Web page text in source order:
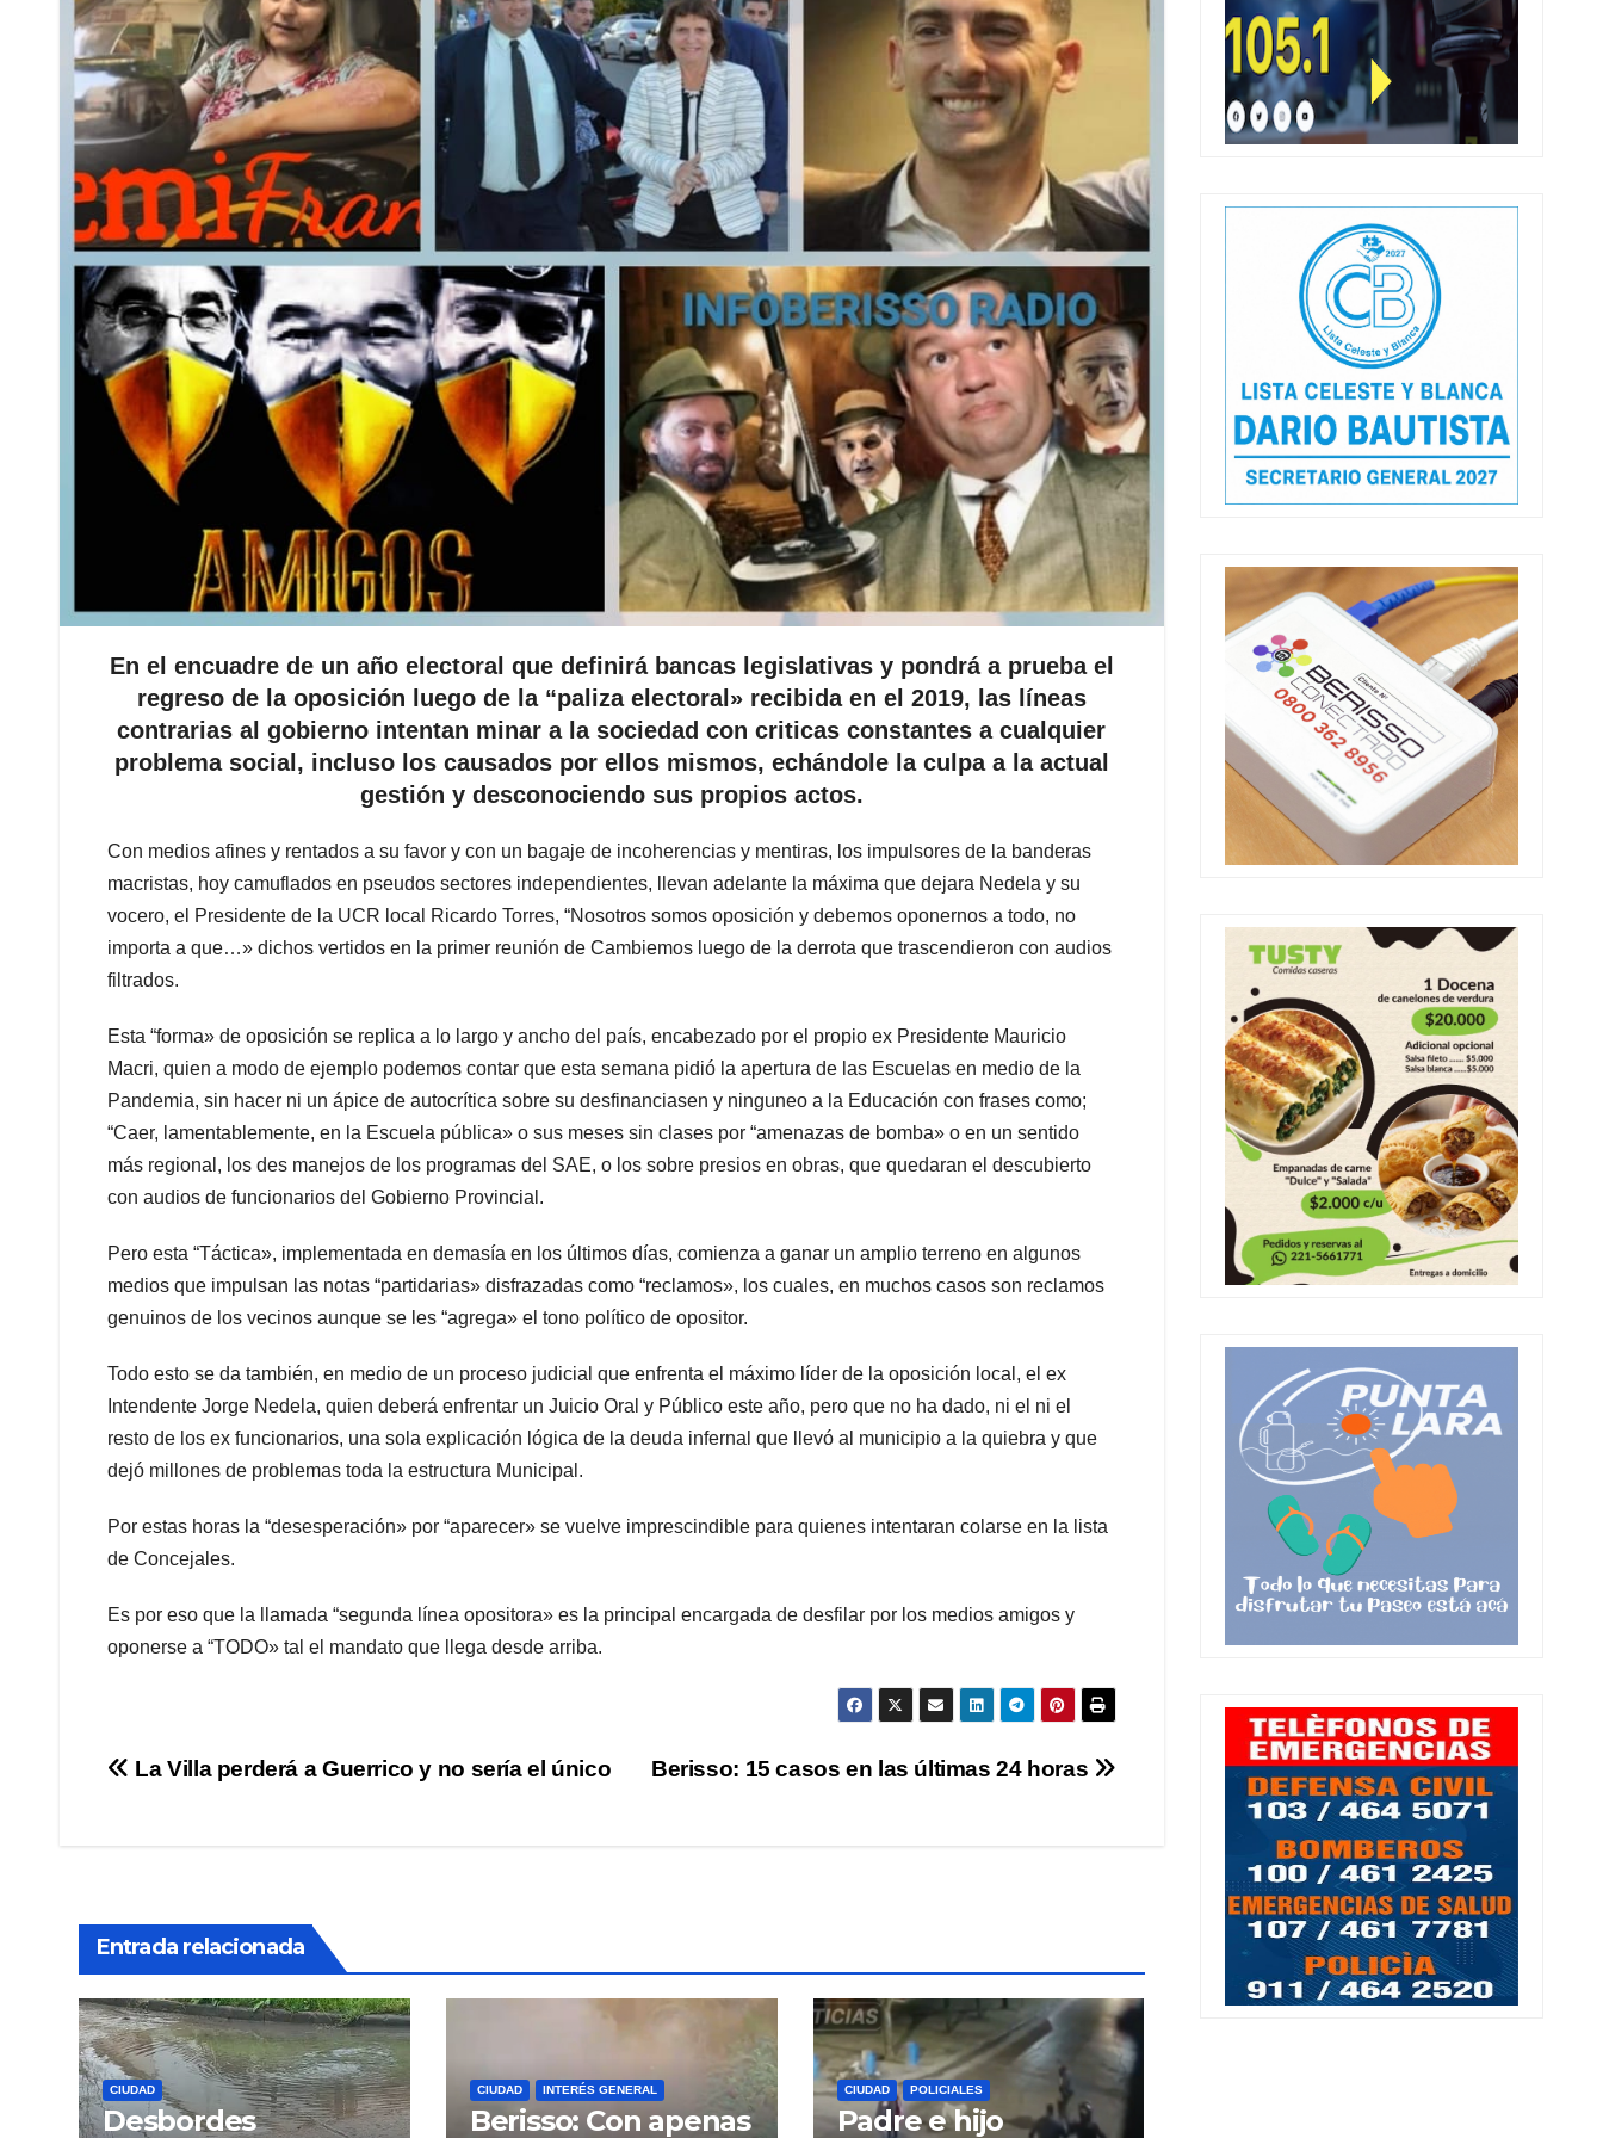
En el encuadre de un año electoral que definirá bancas legislativas y pondrá a prueba el
regreso de la oposición luego de la “paliza electoral» recibida en el 2019, las líneas
contrarias al gobierno intentan minar a la sociedad con criticas constantes a cualquier
problema social, incluso los causados por ellos mismos, echándole la culpa a la actual
gestión y desconociendo sus propios actos.
Con medios afines y rentados a su favor y con un bagaje de incoherencias y mentiras, los impulsores de la banderas
macristas, hoy camuflados en pseudos sectores independientes, llevan adelante la máxima que dejara Nedela y su
vocero, el Presidente de la UCR local Ricardo Torres, “Nosotros somos oposición y debemos oponernos a todo, no
importa a que…» dichos vertidos en la primer reunión de Cambiemos luego de la derrota que trascendieron con audios
filtrados.
Esta “forma» de oposición se replica a lo largo y ancho del país, encabezado por el propio ex Presidente Mauricio
Macri, quien a modo de ejemplo podemos contar que esta semana pidió la apertura de las Escuelas en medio de la
Pandemia, sin hacer ni un ápice de autocrítica sobre su desfinanciasen y ninguneo a la Educación con frases como;
“Caer, lamentablemente, en la Escuela pública» o sus meses sin clases por “amenazas de bomba» o en un sentido
más regional, los des manejos de los programas del SAE, o los sobre presios en obras, que quedaran el descubierto
con audios de funcionarios del Gobierno Provincial.
Pero esta “Táctica», implementada en demasía en los últimos días, comienza a ganar un amplio terreno en algunos
medios que impulsan las notas “partidarias» disfrazadas como “reclamos», los cuales, en muchos casos son reclamos
genuinos de los vecinos aunque se les “agrega» el tono político de opositor.
Todo esto se da también, en medio de un proceso judicial que enfrenta el máximo líder de la oposición local, el ex
Intendente Jorge Nedela, quien deberá enfrentar un Juicio Oral y Público este año, pero que no ha dado, ni el ni el
resto de los ex funcionarios, una sola explicación lógica de la deuda infernal que llevó al municipio a la quiebra y que
dejó millones de problemas toda la estructura Municipal.
Por estas horas la “desesperación» por “aparecer» se vuelve imprescindible para quienes intentaran colarse en la lista
de Concejales.
Es por eso que la llamada “segunda línea opositora» es la principal encargada de desfilar por los medios amigos y
oponerse a “TODO» tal el mandato que llega desde arriba.
Navegación
Berisso: 15 casos en las últimas 24 horas
La Villa perderá a Guerrico y no sería el único
Entrada relacionada
CIUDAD
Desbordes
CIUDAD INTERÉS GENERAL
Berisso: Con apenas
CIUDAD POLICIALES
Padre e hijo